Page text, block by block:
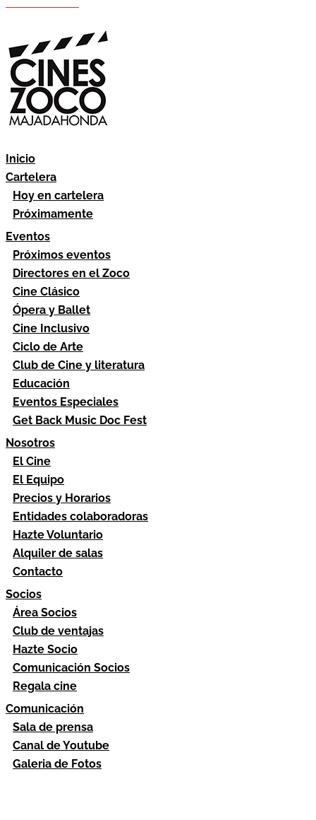
Inicio
Cartelera
Hoy en cartelera
Próximamente
Eventos
Próximos eventos
Directores en el Zoco
Cine Clásico
Ópera y Ballet
Cine Inclusivo
Ciclo de Arte
Club de Cine y literatura
Educación
Eventos Especiales
Get Back Music Doc Fest
Nosotros
El Cine
El Equipo
Precios y Horarios
Entidades colaboradoras
Hazte Voluntario
Alquiler de salas
Contacto
Socios
Área Socios
Club de ventajas
Hazte Socio
Comunicación Socios
Regala cine
Comunicación
Sala de prensa
Canal de Youtube
Galeria de Fotos